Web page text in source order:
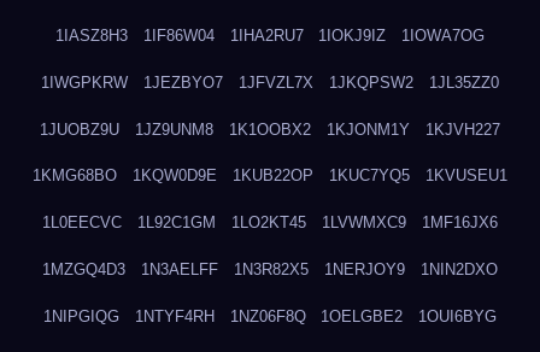
1IASZ8H3 1IF86W04 1IHA2RU7 1IOKJ9IZ 1IOWA7OG
1IWGPKRW 1JEZBYO7 1JFVZL7X 1JKQPSW2 1JL35ZZ0
1JUOBZ9U 1JZ9UNM8 1K1OOBX2 1KJONM1Y 1KJVH227
1KMG68BO 1KQW0D9E 1KUB22OP 1KUC7YQ5 1KVUSEU1
1L0EECVC 1L92C1GM 1LO2KT45 1LVWMXC9 1MF16JX6
1MZGQ4D3 1N3AELFF 1N3R82X5 1NERJOY9 1NIN2DXO
1NIPGIQG 1NTYF4RH 1NZ06F8Q 1OELGBE2 1OUI6BYG